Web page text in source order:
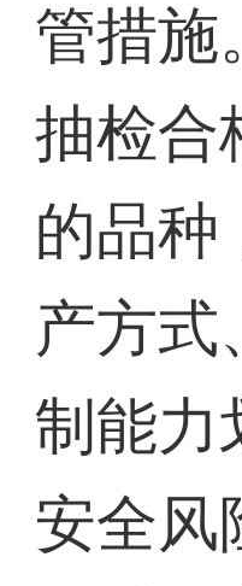
管措施
抽检合
的品种
产方式
制能力
安全风